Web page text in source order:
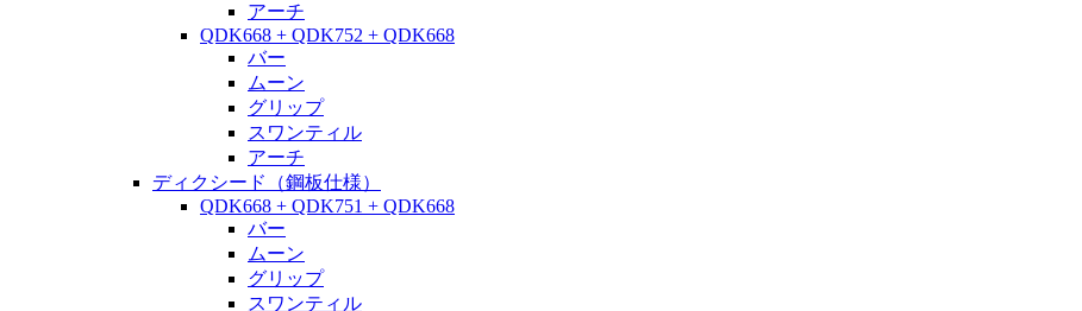
アーチ
QDK668 + QDK752 + QDK668
バー
ムーン
グリップ
スワンティル
アーチ
ディクシード（鋼板仕様）
QDK668 + QDK751 + QDK668
バー
ムーン
グリップ
スワンティル